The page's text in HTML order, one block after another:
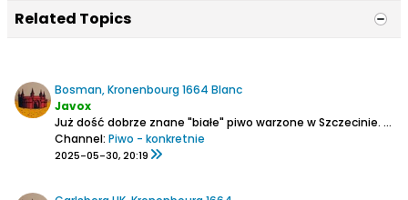
Related Topics
Bosman, Kronenbourg 1664 Blanc
Javox
Już dość dobrze znane "białe" piwo warzone w Szczecinie.
Channel: Piwo - konkretnie
2025-05-30, 20:19